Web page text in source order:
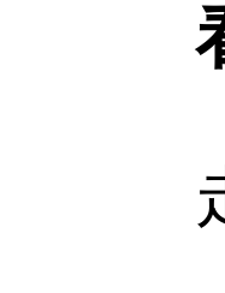
看
走